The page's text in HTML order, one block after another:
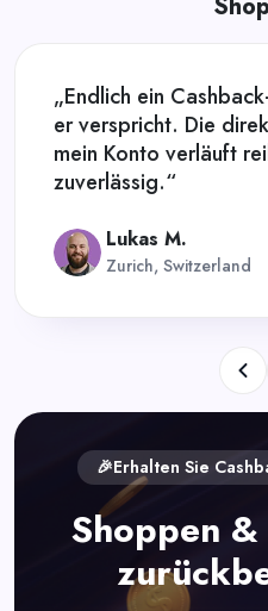
„Endlich ein
er verspricht. Die
mein Konto verläuft
zuverlässig.“
Lukas M.
Zurich, Switzerland
🎉Erhalten Sie
Shoppen